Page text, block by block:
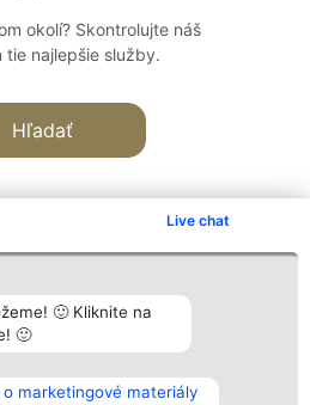
Live chat
🙂 Kliknite na
🙂
marketingové materiály
okolí? Skontrolujte náš
najlepšie služby.
Hľadať
Hodnotenie
Laureáti
Lista
Laureatów
Podmienky
Kontakt
Kontakt